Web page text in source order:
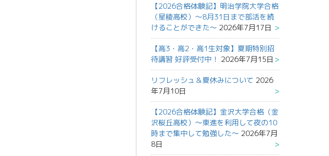
【2026合格体験記】明治学院大学合格
（星稜高校）～8月31日まで部活を続
けることができた～ 2026年7月17日
【高3・高2・高1生対象】夏期特別招
待講習 好評受付中！ 2026年7月15日
リフレッシュ＆夏休みについて 2026
年7月10日
【2026合格体験記】金沢大学合格（金
沢桜丘高校）～東進を利用して夜の10
時まで集中して勉強した～ 2026年7月
8日